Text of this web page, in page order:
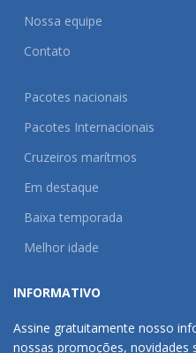
Nossa equipe
Contato
Pacotes nacionais
Pacotes Internacionais
Cruzeiros marítmos
Em destaque
Baixa temporada
Melhor idade
INFORMATIVO
Assine gratuitamente nosso
nossas promoções, novidades